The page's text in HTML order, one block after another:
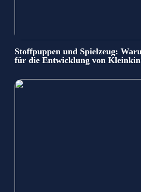
Stoffpuppen und Spielzeug:
für die Entwicklung von